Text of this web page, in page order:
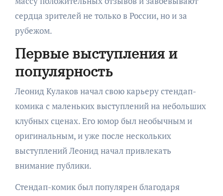
сердца зрителей не только в России, но и за
рубежом.
Первые выступления и
популярность
Леонид Кулаков начал свою карьеру стендап-
комика с маленьких выступлений на небольших
клубных сценах. Его юмор был необычным и
оригинальным, и уже после нескольких
выступлений Леонид начал привлекать
внимание публики.
Стендап-комик был популярен благодаря